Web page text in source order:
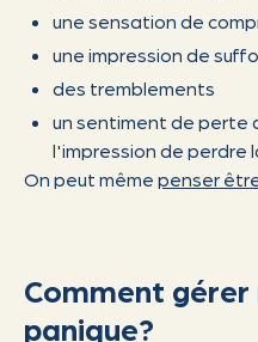
une sensation de
une impression de
des tremblements
un sentiment de perte
l'impression de perdre
On peut même penser
Comment gérer
panique?